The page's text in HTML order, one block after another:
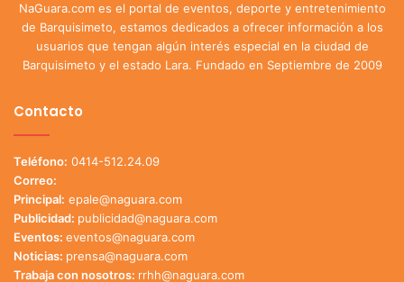
NaGuara.com es el portal de eventos, deporte y entretenimiento
de Barquisimeto, estamos dedicados a ofrecer información a los
usuarios que tengan algún interés especial en la ciudad de
Barquisimeto y el estado Lara. Fundado en Septiembre de 2009
Contacto
Teléfono: 0414-512.24.09
Correo:
Principal: epale@naguara.com
Publicidad: publicidad@naguara.com
Eventos: eventos@naguara.com
Noticias: prensa@naguara.com
Trabaja con nosotros: rrhh@naguara.com